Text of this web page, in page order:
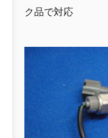
ク品で対応